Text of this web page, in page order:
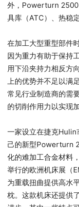
外，Powerturn 2500
具库（ATC）、热稳
在加工大型重型部件
因为重力有助于保持
用下沿夹持力相反方
上的优势并不足以满
常见行业制造商的需
的切削作用力以实现
一家设立在捷克
己的新型Powerturn
化的难加工合金材料
举行的欧洲机床展（
为重载扭曲提供高水
枕。这款机床还提供